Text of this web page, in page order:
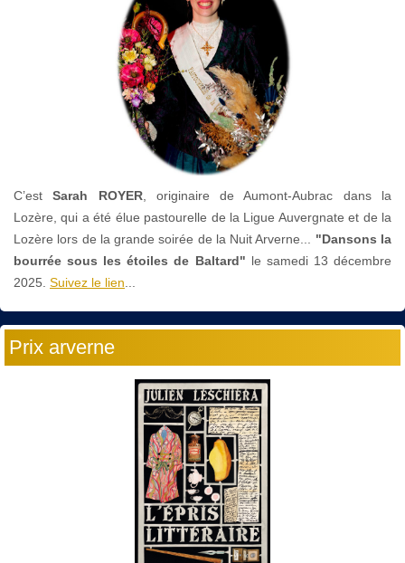
C’estSarah ROYER, originaire de Aumont-Aubrac dans la
Lozère, qui a été élue pastourelle de la Ligue Auvergnate et de la
Lozère lors de la grande soirée de la Nuit Arverne... "Dansons la
bourrée sous les étoiles de Baltard" le samedi 13 décembre
2025. Suivez le lien...
Prix arverne